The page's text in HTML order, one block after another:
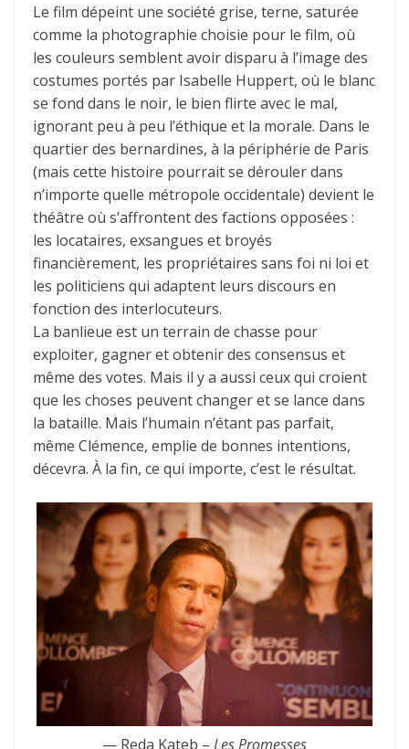
Le film dépeint une société grise, terne, saturée
comme la photographie choisie pour le film, où
les couleurs semblent avoir disparu à l’image des
costumes portés par Isabelle Huppert, où le blanc
se fond dans le noir, le bien flirte avec le mal,
ignorant peu à peu l’éthique et la morale. Dans le
quartier des bernardines, à la périphérie de Paris
(mais cette histoire pourrait se dérouler dans
n’importe quelle métropole occidentale) devient le
théâtre où s’affrontent des factions opposées :
les locataires, exsangues et broyés
financièrement, les propriétaires sans foi ni loi et
les politiciens qui adaptent leurs discours en
fonction des interlocuteurs.
La banlieue est un terrain de chasse pour
exploiter, gagner et obtenir des consensus et
même des votes. Mais il y a aussi ceux qui croient
que les choses peuvent changer et se lance dans
la bataille. Mais l’humain n’étant pas parfait,
même Clémence, emplie de bonnes intentions,
décevra. À la fin, ce qui importe, c’est le résultat.
— Reda Kateb – Les Promesses